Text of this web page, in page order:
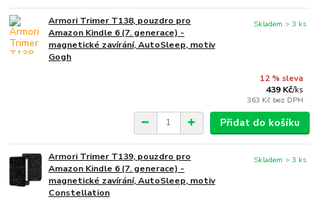
Armori Trimer T138, pouzdro pro
Amazon Kindle 6 (7. generace) -
magnetické zavírání, AutoSleep, motiv
Gogh
12 % sleva
439 Kč/ks
363 Kč bez DPH
Skladem > 3 ks
Přidat do košíku
Armori Trimer T139, pouzdro pro
Amazon Kindle 6 (7. generace) -
magnetické zavírání, AutoSleep, motiv
Constellation
Skladem > 3 ks